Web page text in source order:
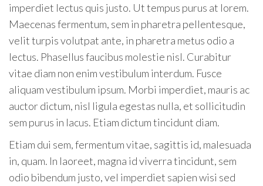
imperdiet lectus quis justo. Ut tempus purus at lorem.
Maecenas fermentum, sem in pharetra pellentesque,
velit turpis volutpat ante, in pharetra metus odio a
lectus. Phasellus faucibus molestie nisl. Curabitur
vitae diam non enim vestibulum interdum. Fusce
aliquam vestibulum ipsum. Morbi imperdiet, mauris ac
auctor dictum, nisl ligula egestas nulla, et sollicitudin
sem purus in lacus. Etiam dictum tincidunt diam.
Etiam dui sem, fermentum vitae, sagittis id, malesuada
in, quam. In laoreet, magna id viverra tincidunt, sem
odio bibendum justo, vel imperdiet sapien wisi sed